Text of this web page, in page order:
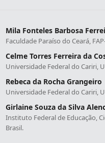
Mila Fonteles Barbosa
Faculdade Paraíso do Ceará,
Celme Torres Ferreira da
Universidade Federal do Cariri,
Rebeca da Rocha Grangeiro
Universidade Federal do Cariri,
Girlaine Souza da Silva
Instituto Federal de Educação,
Brasil.